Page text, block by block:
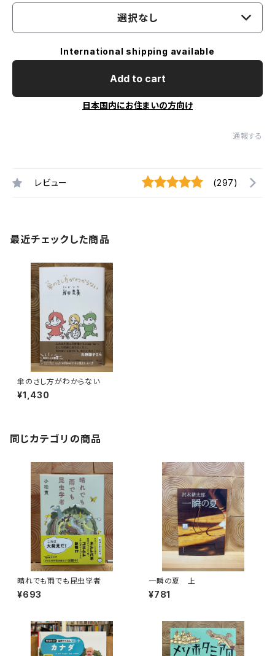
選択なし
International shipping available
Add to cart
日本国内にお住まいの方向け
通報する
レビュー (297)
最近チェックした商品
傘のさし方がわからない
¥1,430
同じカテゴリの商品
晴れでも雨でも昆虫学者
¥693
一瞬の夏 上
¥781